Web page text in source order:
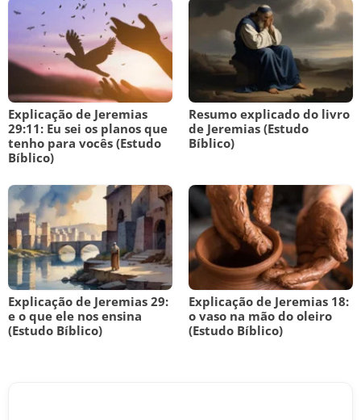
Explicação de Jeremias
29:11: Eu sei os planos que
tenho para vocês (Estudo
Bíblico)
Resumo explicado do livro
de Jeremias (Estudo
Bíblico)
Explicação de Jeremias 29:
e o que ele nos ensina
(Estudo Bíblico)
Explicação de Jeremias 18:
o vaso na mão do oleiro
(Estudo Bíblico)